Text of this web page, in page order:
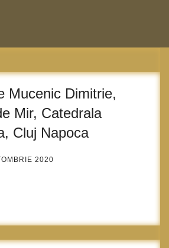
Mucenic Dimitrie,
Mir, Catedrala
Cluj Napoca
2020